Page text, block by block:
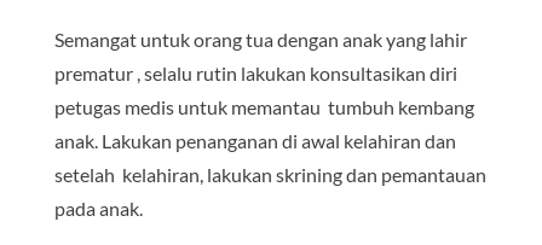
Semangat untuk orang tua dengan anak yang lahir
prematur , selalu rutin lakukan konsultasikan diri
petugas medis untuk memantau tumbuh kembang
anak. Lakukan penanganan di awal kelahiran dan
setelah kelahiran, lakukan skrining dan pemantauan
pada anak.